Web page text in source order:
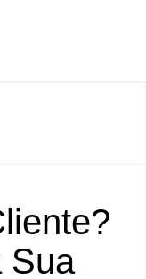
Sua